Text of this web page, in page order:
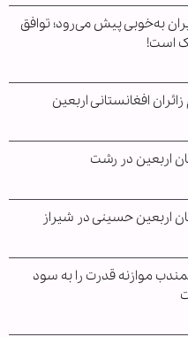
به‌خوبی پیش می‌رود؛ توافق
است!
افغانستانی اربعین
اربعین در رشت
اربعین حسینی در شیراز
موازنه قدرت را به سود